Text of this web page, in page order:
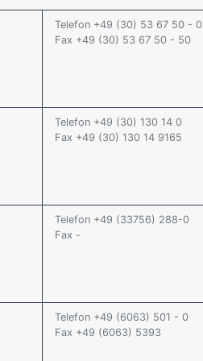
Telefon +49 (30) 53 67 50 - 0
Fax +49 (30) 53 67 50 - 50
Telefon +49 (30) 130 14 0
Fax +49 (30) 130 14 9165
Telefon +49 (33756) 288-0
Fax -
Telefon +49 (6063) 501 - 0
Fax +49 (6063) 5393